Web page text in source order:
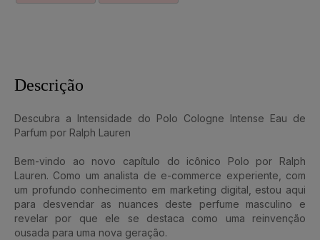
Descrição
Descubra a Intensidade do Polo Cologne Intense Eau de
Parfum por Ralph Lauren
Bem-vindo ao novo capítulo do icônico Polo por Ralph
Lauren. Como um analista de e-commerce experiente, com
um profundo conhecimento em marketing digital, estou aqui
para desvendar as nuances deste perfume masculino e
revelar por que ele se destaca como uma reinvenção
ousada para uma nova geração.